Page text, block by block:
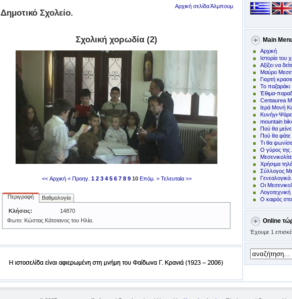
Αρχική σελίδα Άλμπουμ
Δημοτικό Σχολείο.
Σχολική χορωδία (2)
<< Αρχική < Προηγ. 1 2 3 4 5 6 7 8 9 10 Επόμ. > Τελευταία >>
Περιγραφή Βαθμολογία
Κλήσεις:
14870
Φωτο: Κώστας Κάτσιανος του Ηλία.
Main
Αρχική
Ιστορία του
Αξίζει να
Μαύρο
Γιορτή
Το παζαράκι
Έθιμα-
Centaurea
Ιερά Μονή
Kυνήγι-
mountain
Πoύ θα
Πού θα φάτε
Τι θα
Ο γύρος της
Χρήσιμα
Σύλλογος
Οι
Ο καιρός
Online
Έχουμε 1